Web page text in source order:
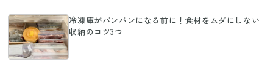
冷凍庫がパンパンになる前に！食材をムダにしない
収納のコツ3つ